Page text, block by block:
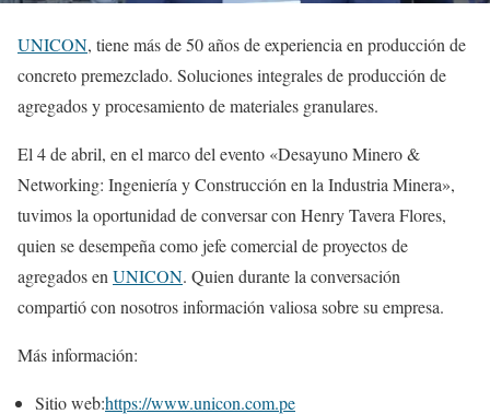
UNICON, tiene más de 50 años de experiencia en producción de
concreto premezclado. Soluciones integrales de producción de
agregados y procesamiento de materiales granulares.
El 4 de abril, en el marco del evento «Desayuno Minero &
Networking: Ingeniería y Construcción en la Industria Minera»,
tuvimos la oportunidad de conversar con Henry Tavera Flores,
quien se desempeña como jefe comercial de proyectos de
agregados en UNICON. Quien durante la conversación
compartió con nosotros información valiosa sobre su empresa.
Más información:
Sitio web:https://www.unicon.com.pe